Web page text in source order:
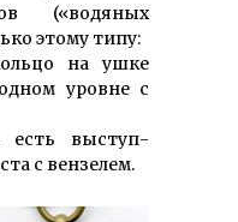
(«водяных
этому типу:
на ушке
уровне с
выступ-
с вензелем.